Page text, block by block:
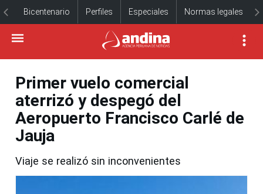
Bicentenario Perfiles Especiales Normas legales
Primer vuelo comercial
aterrizó y despegó del
Aeropuerto Francisco Carlé de
Jauja
Viaje se realizó sin inconvenientes